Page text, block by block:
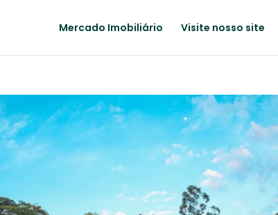
Mercado Imobiliário Visite nosso site